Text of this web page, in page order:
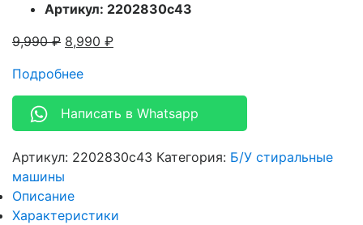
Артикул: 2202830c43
9,990₽ 8,990 ₽
Подробнее
Написать в Whatsapp
Артикул: 2202830c43 Категория: Б/У стиральные
машины
Описание
Характеристики